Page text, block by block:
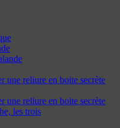
une reliure en boite secrète
une reliure en boite secrète
les trois